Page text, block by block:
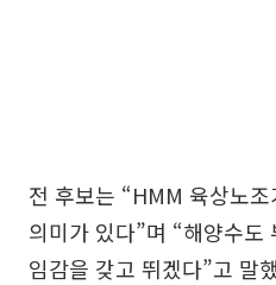
전 후보는 “HMM 육상노
의미가 있다”며 “해양수도
임감을 갖고 뛰겠다”고 말